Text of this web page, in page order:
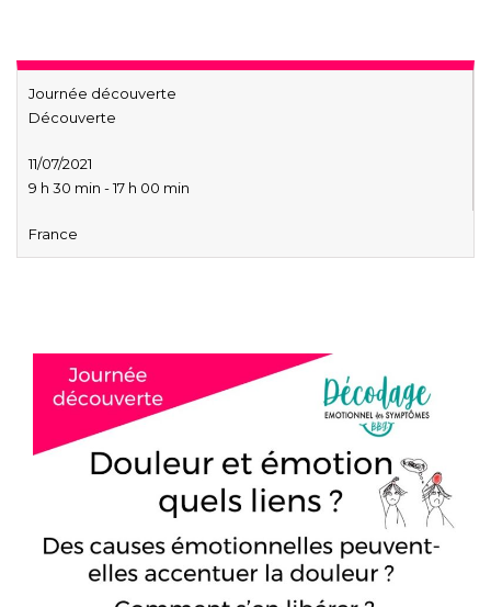
Journée découverte
Découverte
11/07/2021
9 h 30 min - 17 h 00 min
France